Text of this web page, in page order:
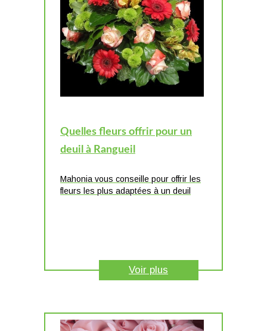
Quelles fleurs offrir pour un
deuil à Rangueil
Mahonia vous conseille pour offrir les
fleurs les plus adaptées à un deuil
Voir plus